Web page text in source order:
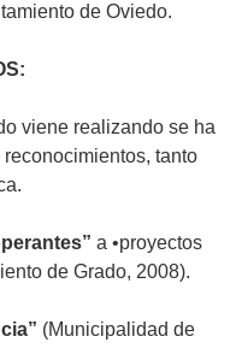
de Oviedo.
viene realizando se ha
reconocimientos, tanto
a •proyectos
de Grado, 2008).
(Municipa lidad de